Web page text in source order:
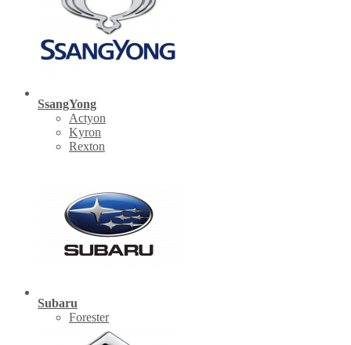
SsangYong
Actyon
Kyron
Rexton
Subaru
Forester